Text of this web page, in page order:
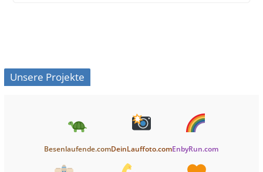
Unsere Projekte
Besenlaufende.comDeinLauffoto.comEnbyRun.com